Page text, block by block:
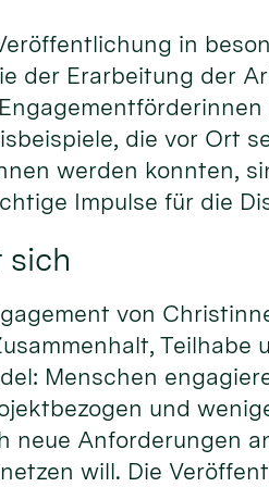
in
der Erarbeitung der
die vor Ort
werden konnten,
Impulse für die
sich
von
Teilhabe
Menschen
und
neue Anforderungen
will. Die